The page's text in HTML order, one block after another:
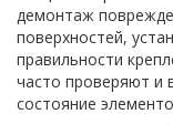
демонтаж
поверхностей,
правильности
часто проверяют и
состояние